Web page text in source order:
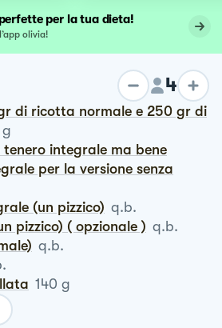
per la tua dieta!
olivia!
4
g
per la versione senza
(un pizzico) q.b.
pizzico) ( opzionale ) q.b.
q.b.
140 g